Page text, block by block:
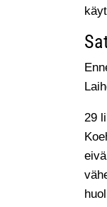
29